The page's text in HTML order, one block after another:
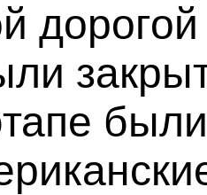
дорогой